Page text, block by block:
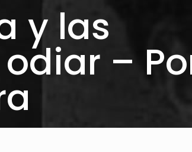
y las
–